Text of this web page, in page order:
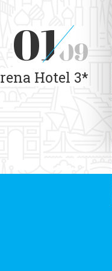
0109
Hotel 3*